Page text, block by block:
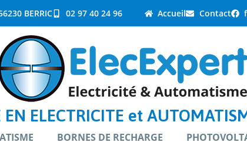
BERRIC 02 97 40 24 96 Accueil Contact
EN ELECTRICITE et
BORNES DE RECHARGE